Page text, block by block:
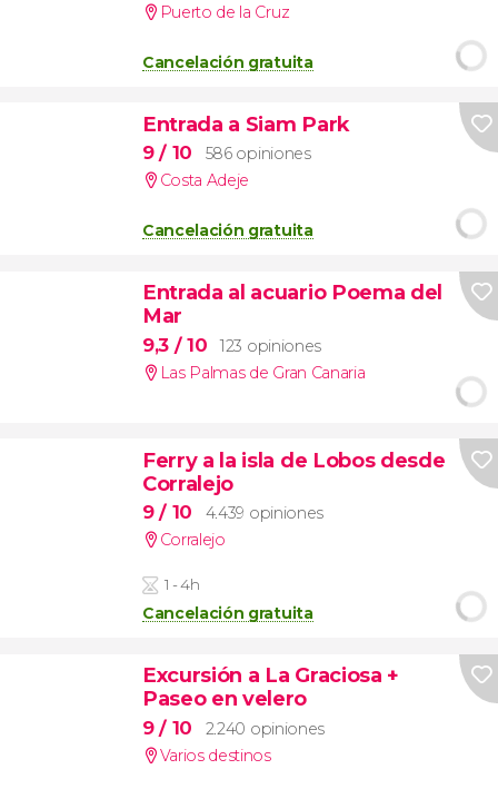
Puerto de la Cruz
Cancelación gratuita
Entrada a Siam Park
9/ 10
586 opiniones
Costa Adeje
Cancelación gratuita
Entrada al acuario Poema del
Mar
9,3 / 10
123 opiniones
Las Palmas de Gran Canaria
Ferry a la isla de Lobos desde
Corralejo
9/ 10
4.439 opiniones
Corralejo
1 - 4h
Cancelación gratuita
Excursión a La Graciosa +
Paseo en velero
9/ 10
2.240 opiniones
Varios destinos